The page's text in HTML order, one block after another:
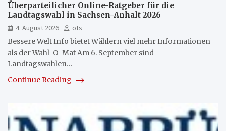
Überparteilicher Online-Ratgeber für die
Landtagswahl in Sachsen-Anhalt 2026
4. August 2026
ots
Bessere Welt Info bietet Wählern viel mehr Informationen
als der Wahl-O-Mat Am 6. September sind
Landtagswahlen…
Continue Reading